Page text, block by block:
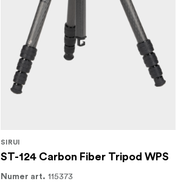
SIRUI
ST-124 Carbon Fiber Tripod WPS
Numer art. 115373